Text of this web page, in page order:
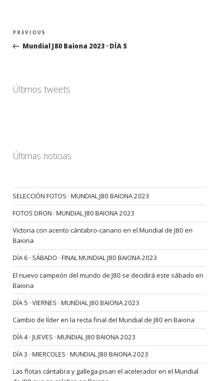
Navegación
entradas
Previous
Post
PREVIOUS
Mundial J80 Baiona 2023 · DÍA 5
Últimos tweets
Últimas noticias
SELECCIÓN FOTOS · MUNDIAL J80 BAIONA 2023
FOTOS DRON · MUNDIAL J80 BAIONA 2023
Victoria con acento cántabro-canario en el Mundial de J80 en
Baiona
DÍA 6 · SÁBADO · FINAL MUNDIAL J80 BAIONA 2023
El nuevo campeón del mundo de J80 se decidirá este sábado en
Baiona
DÍA 5 · VIERNES · MUNDIAL J80 BAIONA 2023
Cambio de líder en la recta final del Mundial de J80 en Baiona
DÍA 4 · JUEVES · MUNDIAL J80 BAIONA 2023
DÍA 3 · MIERCOLES · MUNDIAL J80 BAIONA 2023
Las flotas cántabra y gallega pisan el acelerador en el Mundial